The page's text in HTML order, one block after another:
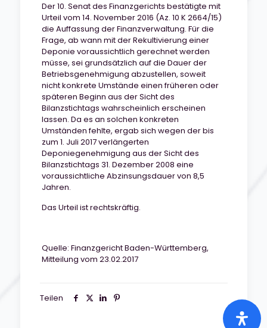
Der 10. Senat des Finanzgerichts bestätigte mit
Urteil vom 14. November 2016 (Az. 10 K 2664/15)
die Auffassung der Finanzverwaltung. Für die
Frage, ab wann mit der Rekultivierung einer
Deponie voraussichtlich gerechnet werden
müsse, sei grundsätzlich auf die Dauer der
Betriebsgenehmigung abzustellen, soweit
nicht konkrete Umstände einen früheren oder
späteren Beginn aus der Sicht des
Bilanzstichtags wahrscheinlich erscheinen
lassen. Da es an solchen konkreten
Umständen fehlte, ergab sich wegen der bis
zum 1. Juli 2017 verlängerten
Deponiegenehmigung aus der Sicht des
Bilanzstichtags 31. Dezember 2008 eine
voraussichtliche Abzinsungsdauer von 8,5
Jahren.
Das Urteil ist rechtskräftig.
Quelle: Finanzgericht Baden-Württemberg,
Mitteilung vom 23.02.2017
Teilen